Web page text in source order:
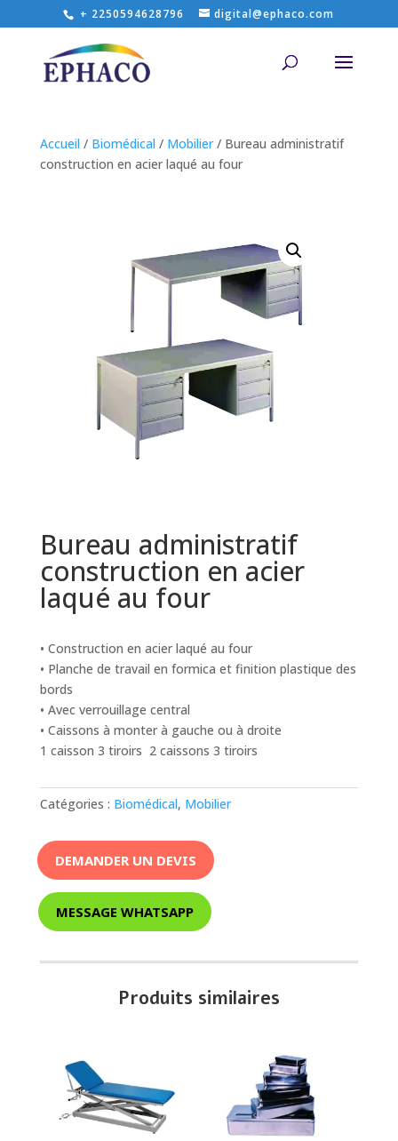
+ 2250594628796 digital@ephaco.com
Accueil / Biomédical / Mobilier/ Bureau administratif
construction en acier laqué au four
Bureau administratif
construction en acier
laqué au four
• Construction en acier laqué au four
• Planche de travail en formica et finition plastique des
bords
• Avec verrouillage central
• Caissons à monter à gauche ou à droite
1 caisson 3 tiroirs 2 caissons 3 tiroirs
Catégories : Biomédical, Mobilier
DEMANDER UN DEVIS
MESSAGE WHATSAPP
Produits similaires